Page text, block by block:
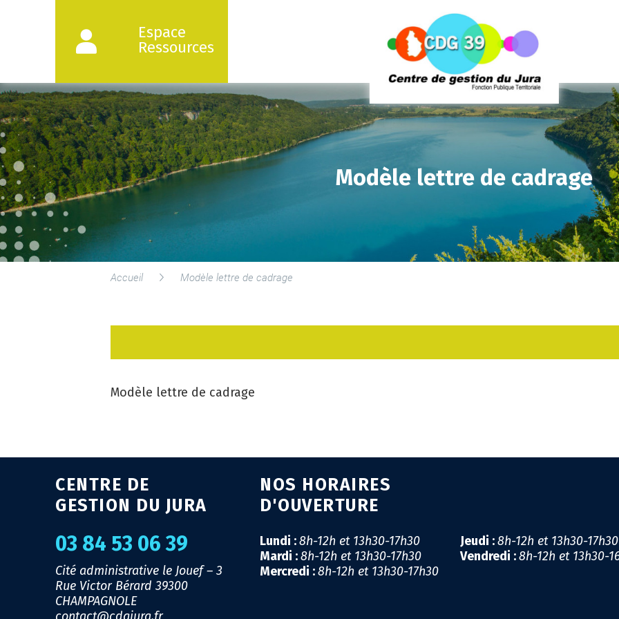
Espace
Ressources
Modèle lettre de cadrage
Accueil Modèle lettre de cadrage
Modèle lettre de cadrage
CENTRE DE
GESTION DU JURA
03 84 53 06 39
Cité administrative le Jouef – 3
Rue Victor Bérard 39300
CHAMPAGNOLE
NOS HORAIRES
D'OUVERTURE
Lundi :8h-12h et 13h30-17h30
Mardi :8h-12h et 13h30-17h30
Mercredi :8h-12h et 13h30-17h30
Jeudi :8h-12h et 13h30-17h30
Vendredi :8h-12h et 13h30-